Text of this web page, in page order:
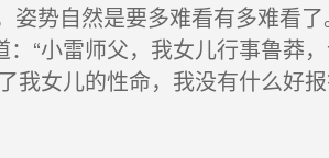
势自然是要多难看有多难看
：“小雷师父，我女儿行事鲁
我女儿的性命，我没有什么好